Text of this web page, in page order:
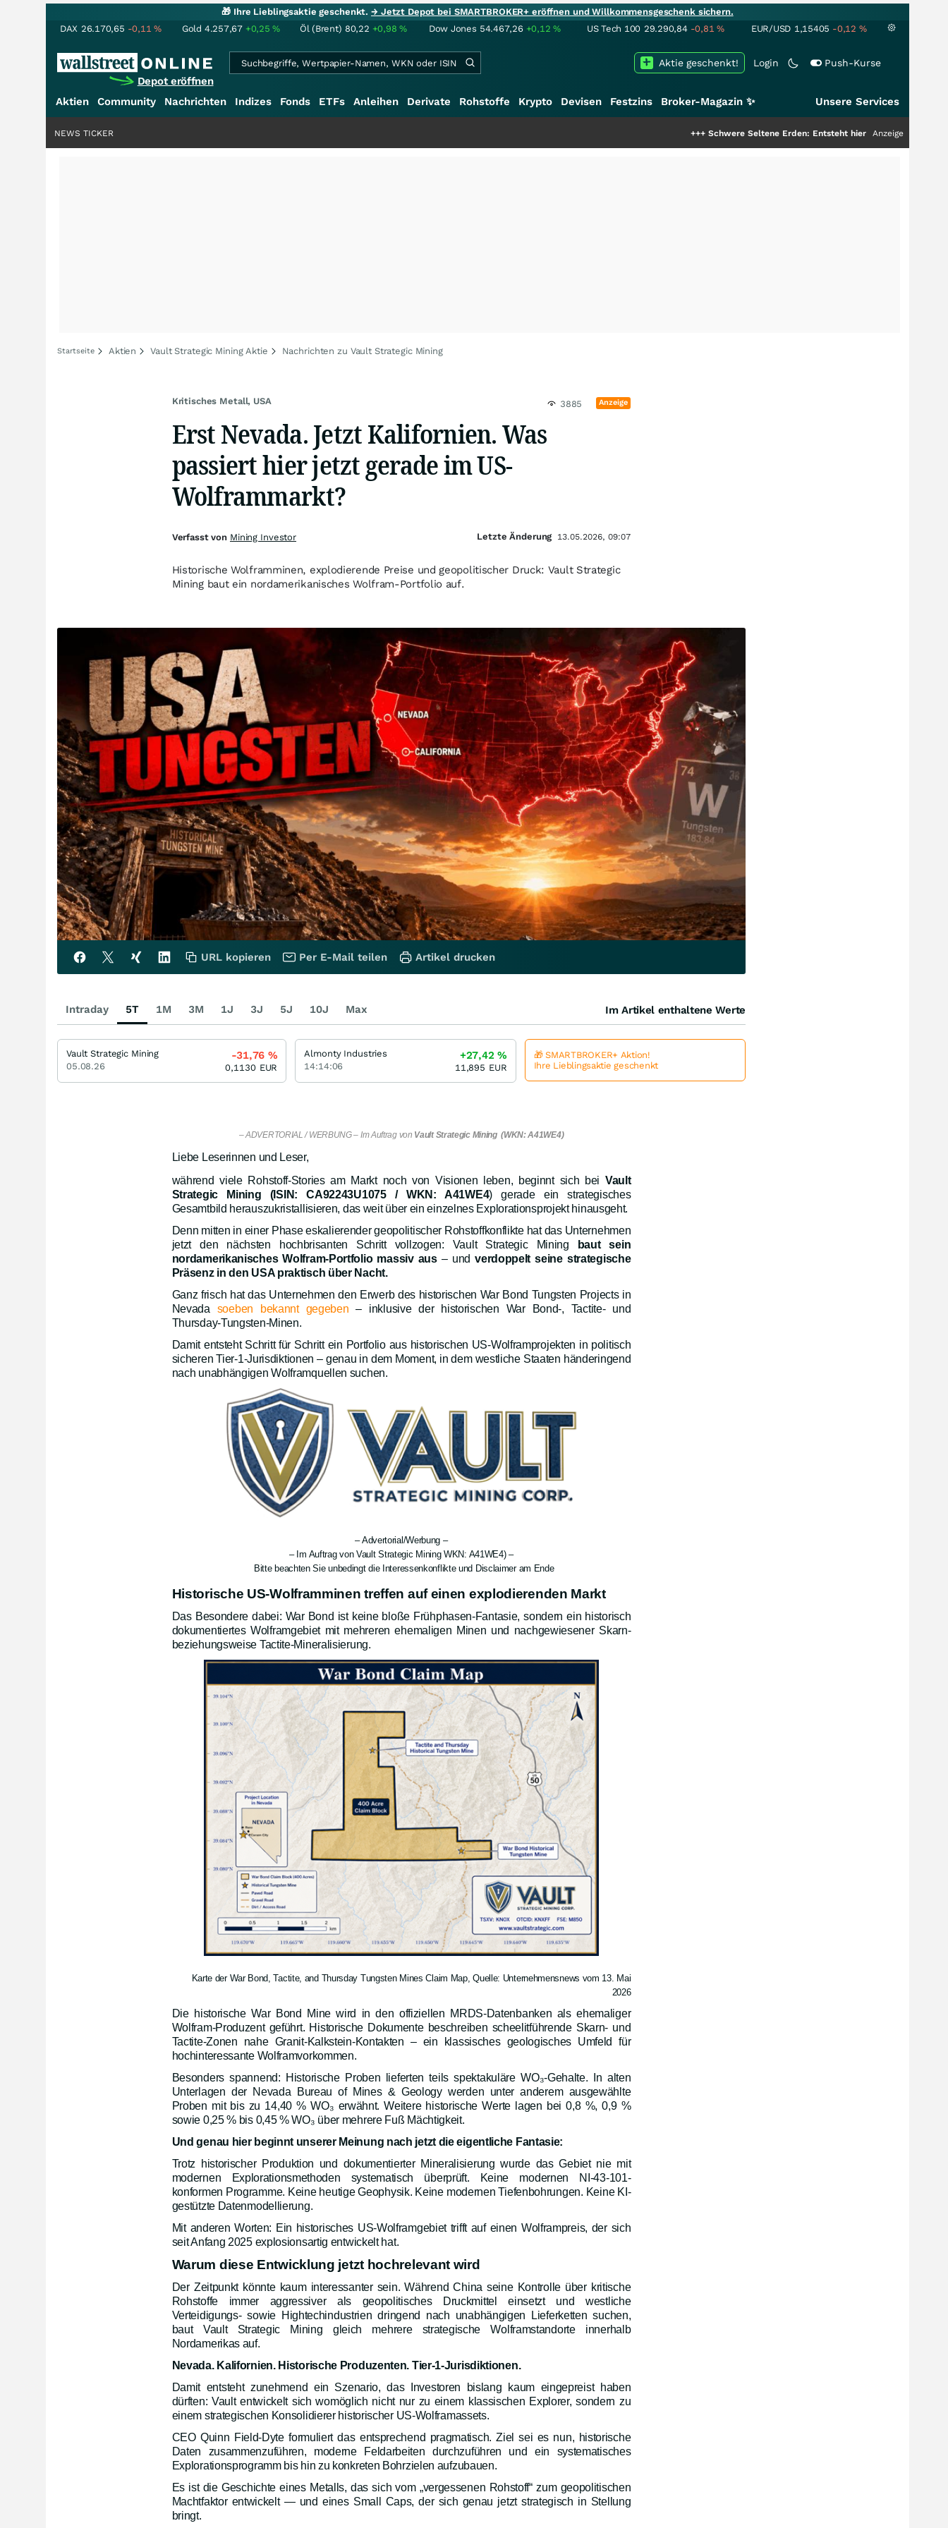
🎁 Ihre Lieblingsaktie geschenkt.→ Jetzt Depot bei SMARTBROKER+ eröffnen und Willkommensgeschenk sichern.
DAX 26.170,65 -0,11% Gold 4.257,67 +0,25% Öl (Brent) 80,22 +0,98% Dow Jones 54.467,26 +0,12% US Tech 100 29.290,84 -0,81% EUR/USD 1,15405 -0,12 %
Depot eröffnen
Login Push-Kurse
Aktie geschenkt!
Aktien Community Nachrichten Indizes Fonds ETFs Anleihen Derivate Rohstoffe Krypto Devisen Festzins Broker-Magazin ✨ Unsere Services
Schwere Seltene Erden: Entsteht hier die nächste Milliardenstory?
Anzeige
NEWS TICKER
Startseite Aktien Vault Strategic Mining Aktie Nachrichten zu Vault Strategic Mining
Kritisches Metall, USA 3885 Anzeige
Erst Nevada. Jetzt Kalifornien. Was
passiert hier jetzt gerade im US-
Wolframmarkt?
Historische Wolframminen, explodierende Preise und geopolitischer Druck: Vault Strategic
Mining baut ein nordamerikanisches Wolfram-Portfolio auf.
– ADVERTORIAL / WERBUNG – Im Auftrag von Vault Strategic Mining (WKN: A41WE4)
Liebe Leserinnen und Leser,
während viele Rohstoff-Stories am Markt noch von Visionen leben, beginnt sich bei Vault
Strategic Mining (ISIN: CA92243U1075 / WKN: A41WE4) gerade ein strategisches
Gesamtbild herauszukristallisieren, das weit über ein einzelnes Explorationsprojekt hinausgeht.
Denn mitten in einer Phase eskalierender geopolitischer Rohstoffkonflikte hat das Unternehmen
jetzt den nächsten hochbrisanten Schritt vollzogen: Vault Strategic Mining
baut sein
nordamerikanisches Wolfram-Portfolio massiv aus– undverdoppelt seine strategische
Präsenz in den USA praktisch über Nacht.
Ganz frisch hat das Unternehmen den Erwerb des historischen War Bond Tungsten Projects in
Nevada soeben bekannt gegeben – inklusive der historischen War Bond-, Tactite- und
Thursday-Tungsten-Minen.
Damit entsteht Schritt für Schritt ein Portfolio aus historischen US-Wolframprojekten in politisch
sicheren Tier-1-Jurisdiktionen – genau in dem Moment, in dem westliche Staaten händeringend
nach unabhängigen Wolframquellen suchen.
– Advertorial/Werbung –
– Im Auftrag von Vault Strategic Mining WKN: A41WE4) –
Bitte beachten Sie unbedingt die Interessenkonflikte und Disclaimer am Ende
Historische US-Wolframminen treffen auf einen explodierenden Markt
Das Besondere dabei: War Bond ist keine bloße Frühphasen-Fantasie, sondern ein historisch
dokumentiertes Wolframgebiet mit mehreren ehemaligen Minen und nachgewiesener Skarn-
beziehungsweise Tactite-Mineralisierung.
Karte der War Bond, Tactite, and Thursday Tungsten Mines Claim Map, Quelle: Unternehmensnews vom 13. Mai
2026
Die historische War Bond Mine wird in den offiziellen MRDS-Datenbanken als ehemaliger
Wolfram-Produzent geführt. Historische Dokumente beschreiben scheelitführende Skarn- und
Tactite-Zonen nahe Granit-Kalkstein-Kontakten – ein klassisches geologisches Umfeld für
hochinteressante Wolframvorkommen.
Besonders spannend: Historische Proben lieferten teils spektakuläre WO₃-Gehalte. In alten
Unterlagen der Nevada Bureau of Mines & Geology werden unter anderem ausgewählte
Proben mit bis zu 14,40 % WO₃ erwähnt. Weitere historische Werte lagen bei 0,8 %, 0,9 %
sowie 0,25 % bis 0,45 % WO₃ über mehrere Fuß Mächtigkeit.
Und genau hier beginnt unserer Meinung nach jetzt die eigentliche Fantasie:
Trotz historischer Produktion und dokumentierter Mineralisierung wurde das Gebiet nie mit
modernen Explorationsmethoden systematisch überprüft. Keine modernen NI-43-101-
konformen Programme. Keine heutige Geophysik. Keine modernen Tiefenbohrungen. Keine KI-
gestützte Datenmodellierung.
Mit anderen Worten: Ein historisches US-Wolframgebiet trifft auf einen Wolframpreis, der sich
seit Anfang 2025 explosionsartig entwickelt hat.
Warum diese Entwicklung jetzt hochrelevant wird
Der Zeitpunkt könnte kaum interessanter sein. Während China seine Kontrolle über kritische
Rohstoffe immer aggressiver als geopolitisches Druckmittel einsetzt und westliche
Verteidigungs- sowie Hightechindustrien dringend nach unabhängigen Lieferketten suchen,
baut Vault Strategic Mining gleich mehrere strategische Wolframstandorte innerhalb
Nordamerikas auf.
Nevada. Kalifornien. Historische Produzenten. Tier-1-Jurisdiktionen.
Damit entsteht zunehmend ein Szenario, das Investoren bislang kaum eingepreist haben
dürften: Vault entwickelt sich womöglich nicht nur zu einem klassischen Explorer, sondern zu
einem strategischen Konsolidierer historischer US-Wolframassets.
CEO Quinn Field-Dyte formuliert das entsprechend pragmatisch. Ziel sei es nun, historische
Daten zusammenzuführen, moderne Feldarbeiten durchzuführen und ein systematisches
Explorationsprogramm bis hin zu konkreten Bohrzielen aufzubauen.
Es ist die Geschichte eines Metalls, das sich vom „vergessenen Rohstoff“ zum geopolitischen
Machtfaktor entwickelt — und eines Small Caps, der sich genau jetzt strategisch in Stellung
bringt.
Verfasst von Mining Investor Letzte Änderung 13.05.2026, 09:07
URL kopieren Per E-Mail teilen Artikel drucken
Intraday 5T 1M 3M 1J 3J 5J 10J Max Im Artikel enthaltene Werte
Vault Strategic Mining
05.08.26
-31,76 %
0,1130 EUR
Almonty Industries
14:14:06
+27,42 %
11,895 EUR
🎁 SMARTBROKER+ Aktion!
Ihre Lieblingsaktie geschenkt